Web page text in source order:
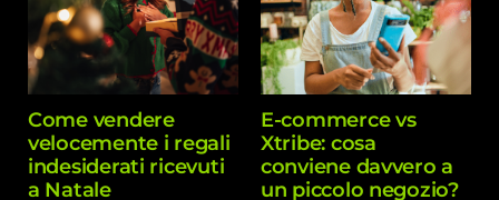
Come vendere
velocemente i regali
indesiderati ricevuti
a Natale
E-commerce vs
Xtribe: cosa
conviene davvero a
un piccolo negozio?